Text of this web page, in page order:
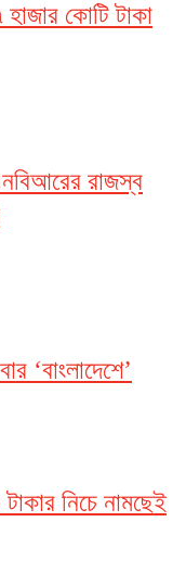
কোটি টাকা
রাজস্ব
‘বাংলাদেশে’
নিচে নামছেই